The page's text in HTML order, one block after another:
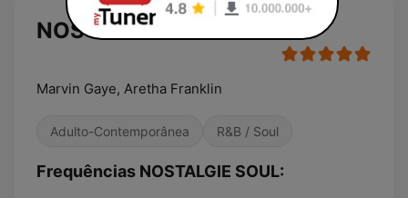
NOSTALGIE SOUL
Marvin Gaye, Aretha Franklin
Adulto-Contemporânea R&B / Soul
Frequências NOSTALGIE SOUL: